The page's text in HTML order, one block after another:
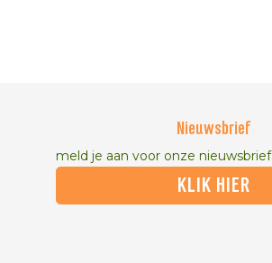
Nieuwsbrief
meld je aan voor onze nieuwsbrief
KLIK HIER